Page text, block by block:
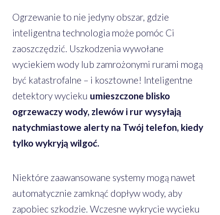
Ogrzewanie to nie jedyny obszar, gdzie
inteligentna technologia może pomóc Ci
zaoszczędzić. Uszkodzenia wywołane
wyciekiem wody lub zamrożonymi rurami mogą
być katastrofalne – i kosztowne! Inteligentne
detektory wycieku umieszczone blisko
ogrzewaczy wody, zlewów i rur wysyłają
natychmiastowe alerty na Twój telefon, kiedy
tylko wykryją wilgoć.
Niektóre zaawansowane systemy mogą nawet
automatycznie zamknąć dopływ wody, aby
zapobiec szkodzie. Wczesne wykrycie wycieku